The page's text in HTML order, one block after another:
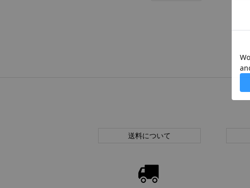
送料について